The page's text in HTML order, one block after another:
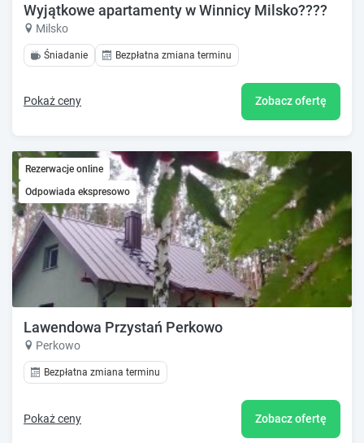
Wyjątkowe apartamenty w Winnicy Milsko????
Milsko
Śniadanie Bezpłatna zmiana terminu
Pokaż ceny Zobacz ofertę
Rezerwacje online
Odpowiada ekspresowo
Lawendowa Przystań Perkowo
Perkowo
Bezpłatna zmiana terminu
Pokaż ceny Zobacz ofertę